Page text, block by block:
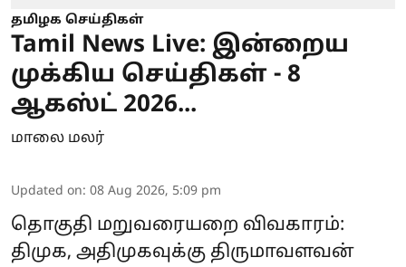
தமிழக செய்திகள்
Tamil News Live: இன்றைய
முக்கிய செய்திகள் - 8
ஆகஸ்ட் 2026...
மாலை மலர்
Updated on: 08 Aug 2026, 5:09 pm
தொகுதி மறுவரையறை விவகாரம்:
திமுக, அதிமுகவுக்கு திருமாவளவன்